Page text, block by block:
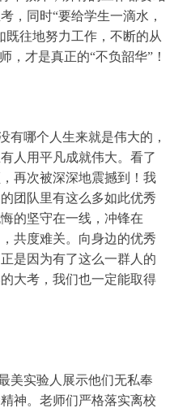
，同时“要给学生一滴水，
既往地努力工作，不断的从
，才是真正的“不负韶华”！
哪个人生来就是伟大的，
人用平凡成就伟大。看了
再次被深深地震撼到！我
团队里有这么多如此优秀
的坚守在一线，冲锋在
共度难关。向身边的优秀
是因为有了这么一群人的
大考，我们也一定能取得
实验人展示他们无私奉
神。老师们严格落实离校